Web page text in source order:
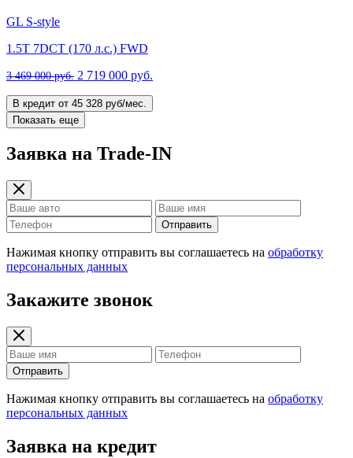
GL S-style
1.5T 7DCT (170 л.с.) FWD
3 469 000 руб. 2 719 000 руб.
В кредит от 45 328 руб/мес.
Показать еще
Заявка на Trade-IN
Отправить
Нажимая кнопку отправить вы соглашаетесь на обработку
персональных данных
Закажите звонок
Отправить
Нажимая кнопку отправить вы соглашаетесь на обработку
персональных данных
Заявка на кредит